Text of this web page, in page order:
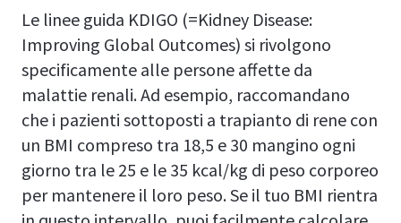
Le linee guida KDIGO (=Kidney Disease:
Improving Global Outcomes) si rivolgono
specificamente alle persone affette da
malattie renali. Ad esempio, raccomandano
che i pazienti sottoposti a trapianto di rene con
un BMI compreso tra 18,5 e 30 mangino ogni
giorno tra le 25 e le 35 kcal/kg di peso corporeo
per mantenere il loro peso. Se il tuo BMI rientra